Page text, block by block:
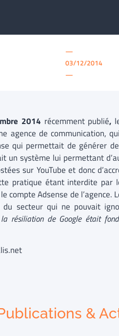
—
03/12/2014
—
2014 récemment publié,
agence de communication,
qui permettait de générer
un système lui permettant
sur YouTube et donc
pratique étant interdite par
compte Adsense de l’agence.
du secteur qui ne pouvait
la résiliation de Google était
&